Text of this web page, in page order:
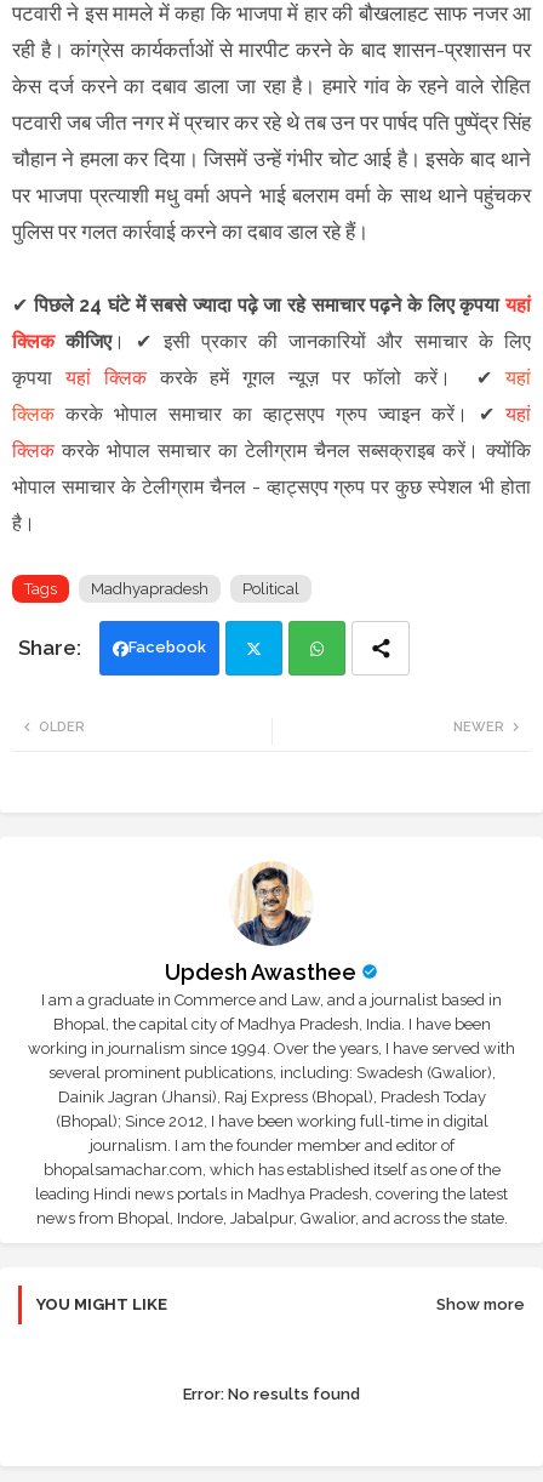
पटवारी ने इस मामले में कहा कि भाजपा में हार की बौखलाहट साफ नजर आ
रही है। कांग्रेस कार्यकर्ताओं से मारपीट करने के बाद शासन-प्रशासन पर
केस दर्ज करने का दबाव डाला जा रहा है। हमारे गांव के रहने वाले रोहित
पटवारी जब जीत नगर में प्रचार कर रहे थे तब उन पर पार्षद पति पुष्पेंद्र सिंह
चौहान ने हमला कर दिया। जिसमें उन्हें गंभीर चोट आई है। इसके बाद थाने
पर भाजपा प्रत्याशी मधु वर्मा अपने भाई बलराम वर्मा के साथ थाने पहुंचकर
पुलिस पर गलत कार्रवाई करने का दबाव डाल रहे हैं।
✔ पिछले 24 घंटे में सबसे ज्यादा पढ़े जा रहे समाचार पढ़ने के लिए कृपयायहां
क्लिककीजिए। ✔ इसी प्रकार की जानकारियों और समाचार के लिए
कृपयायहां क्लिककरके हमें गूगल न्यूज़ पर फॉलो करें। ✔यहां
क्लिककरके भोपाल समाचार का व्हाट्सएप ग्रुप ज्वाइन करें । ✔यहां
क्लिककरके भोपाल समाचार का टेलीग्राम चैनल सब्सक्राइब करें। क्योंकि
भोपाल समाचार के टेलीग्राम चैनल - व्हाट्सएप ग्रुप पर कुछ स्पेशल भी होता
है।
Tags Madhyapradesh Political
Facebook
NEWER
OLDER
Updesh Awasthee
I am a graduate in Commerce and Law, and a journalist based in
Bhopal, the capital city of Madhya Pradesh, India. I have been
working in journalism since 1994. Over the years, I have served with
several prominent publications, including: Swadesh (Gwalior),
Dainik Jagran (Jhansi), Raj Express (Bhopal), Pradesh Today
(Bhopal); Since 2012, I have been working full-time in digital
journalism. I am the founder member and editor of
bhopalsamachar.com, which has established itself as one of the
leading Hindi news portals in Madhya Pradesh, covering the latest
news from Bhopal, Indore, Jabalpur, Gwalior, and across the state.
YOU MIGHT LIKE Show more
Error: No results found